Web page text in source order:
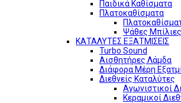
Παιδικά Καθίσματα
Πλατοκαθίσματα
Ψάθες Μπίλιες
ΚΑΤΑΛΥΤΕΣ ΕΞΑΤΜΙΣΕΙΣ
Turbo Sound
Αισθητήρες Λάμδα
Διάφορα Μέρη
Διεθνείς Καταλύτες
Αγωνιστικοί
Κεραμικοί